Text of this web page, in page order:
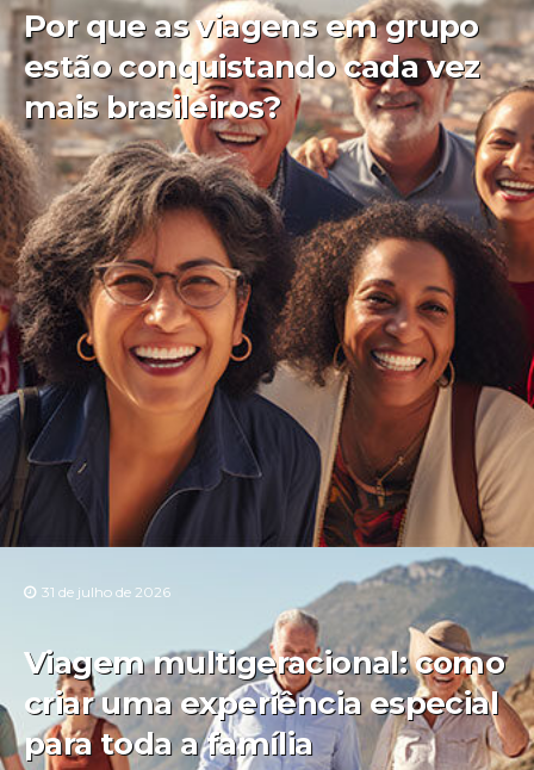
Por que as viagens em grupo
estão conquistando cada vez
mais brasileiros?
31 de julho de 2026
Viagem multigeracional: como
criar uma experiência especial
para toda a família